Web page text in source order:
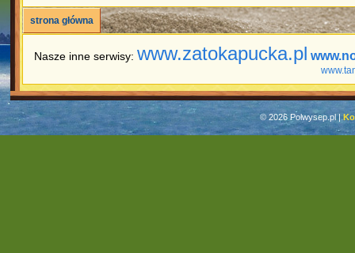
strona główna
Nasze inne serwisy: www.zatokapucka.pl
© 2026 Polwysep.pl |